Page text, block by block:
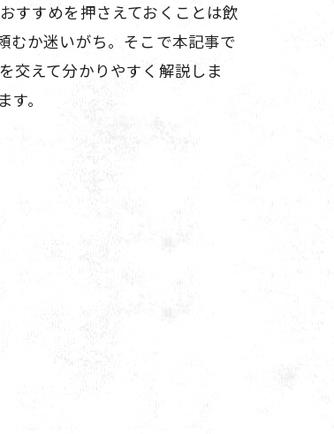
すすめを押さえておくことは飲
むか迷いがち。そこで本記事で
交えて分かりやすく解説しま
。